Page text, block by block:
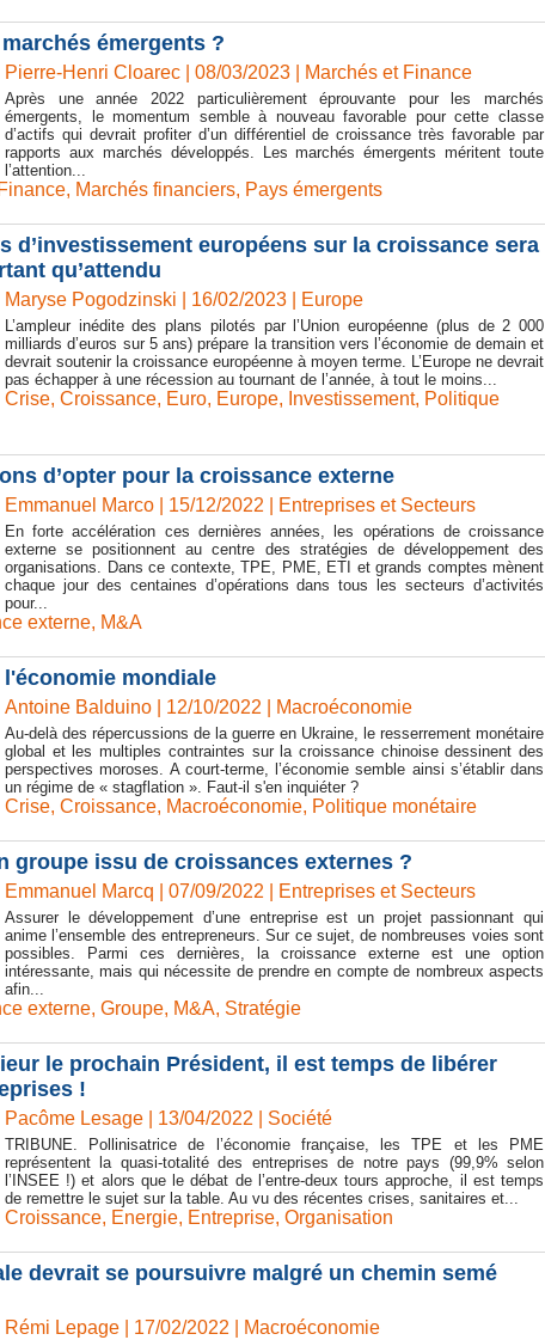
marchés émergents ?
Pierre-Henri Cloarec | 08/03/2023 Marchés et Finance
Après une année 2022 particulièrement éprouvante pour les marchés
émergents, le momentum semble à nouveau favorable pour cette classe
d’actifs qui devrait profiter d’un différentiel de croissance très favorable par
rapports aux marchés développés. Les marchés émergents méritent toute
l’attention...
Finance, Marchés financiers, Pays émergents
d’investissement européens sur la croissance sera
qu’attendu
Maryse Pogodzinski | 16/02/2023 Europe
L’ampleur inédite des plans pilotés par l’Union européenne (plus de 2 000
milliards d’euros sur 5 ans) prépare la transition vers l’économie de demain et
devrait soutenir la croissance européenne à moyen terme. L’Europe ne devrait
pas échapper à une récession au tournant de l’année, à tout le moins...
Crise, Croissance, Euro, Europe, Investissement, Politique
d’opter pour la croissance externe
Emmanuel Marco | 15/12/2022 Entreprises et Secteurs
En forte accélération ces dernières années, les opérations de croissance
externe se positionnent au centre des stratégies de développement des
organisations. Dans ce contexte, TPE, PME, ETI et grands comptes mènent
chaque jour des centaines d’opérations dans tous les secteurs d’activités
pour...
externe, M&A
mondiale
Antoine Balduino | 12/10/2022 Macroéconomie
Au-delà des répercussions de la guerre en Ukraine, le resserrement monétaire
global et les multiples contraintes sur la croissance chinoise dessinent des
perspectives moroses. A court-terme, l’économie semble ainsi s’établir dans
un régime de « stagflation ». Faut-il s'en inquiéter ?
Crise, Croissance, Macroéconomie, Politique monétaire
groupe issu de croissances externes ?
Emmanuel Marcq | 07/09/2022 Entreprises et Secteurs
Assurer le développement d’une entreprise est un projet passionnant qui
anime l’ensemble des entrepreneurs. Sur ce sujet, de nombreuses voies sont
possibles. Parmi ces dernières, la croissance externe est une option
intéressante, mais qui nécessite de prendre en compte de nombreux aspects
afin...
externe, Groupe, M&A, Stratégie
le prochain Président, il est temps de libérer
!
Pacôme Lesage | 13/04/2022 Société
TRIBUNE. Pollinisatrice de l’économie française, les TPE et les PME
représentent la quasi-totalité des entreprises de notre pays (99,9% selon
l’INSEE !) et alors que le débat de l’entre-deux tours approche, il est temps
de remettre le sujet sur la table. Au vu des récentes crises, sanitaires et...
Croissance, Energie, Entreprise, Organisation
devrait se poursuivre malgré un chemin semé
Rémi Lepage | 17/02/2022 Macroéconomie